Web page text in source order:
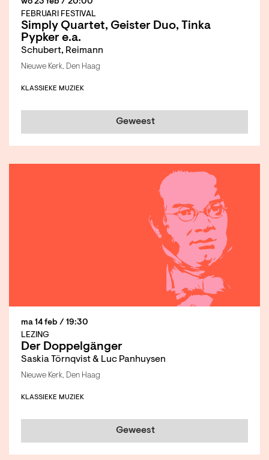
Simply Quartet, Geister Duo, Tinka
Pypker e.a.
Schubert, Reimann
FEBRUARI FESTIVAL
wo 23 feb / 20:00
Nieuwe Kerk, Den Haag
KLASSIEKE MUZIEK
Geweest
Der Doppelgänger
Saskia Törnqvist & Luc Panhuysen
LEZING
ma 14 feb / 19:30
Nieuwe Kerk, Den Haag
KLASSIEKE MUZIEK
Geweest